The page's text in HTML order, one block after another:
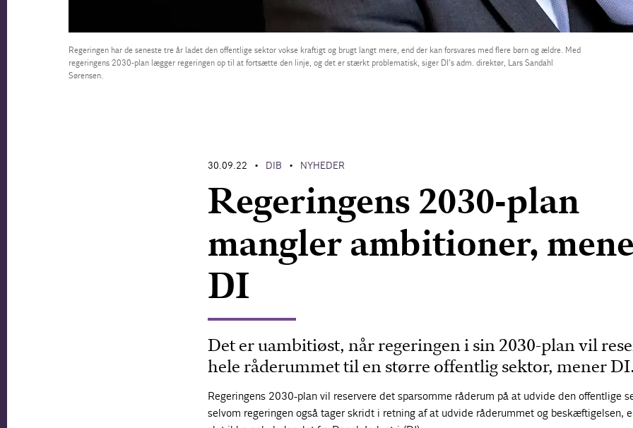
Regeringen har de seneste tre år ladet den offentlige sektor vokse kraftigt og brugt langt mere, end der kan forsvares med flere børn og ældre. Med
regeringens 2030-plan lægger regeringen op til at fortsætte den linje, og det er stærkt problematisk, siger DI's adm. direktør, Lars Sandahl
Sørensen.
30.09.22 • DIB • NYHEDER
Regeringens 2030-plan
mangler ambitioner,
DI
Det er uambitiøst, når regeringen i sin 2030-plan vil
hele råderummet til en større offentlig sektor, mener DI.
Regeringens 2030-plan vil reservere det sparsomme råderum på at udvide den offentlige
selvom regeringen også tager skridt i retning af at udvide råderummet og beskæftigelsen,